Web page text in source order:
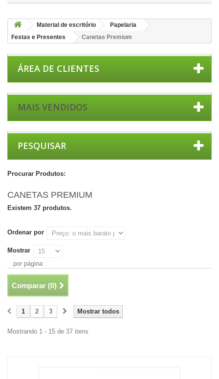
Material de escritório
Papelaria
Festas e Presentes
Canetas Premium
ÁREA DE CLIENTES
MAIS VENDIDOS
PESQUISAR
Procurar Produtos:
CANETAS PREMIUM
Existem 37 produtos.
Ordenar por
Mostrar
por página
Comparar (0)
Mostrar todos
1 2 3
Mostrando 1 - 15 de 37 itens